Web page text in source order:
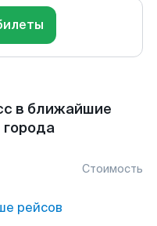
в ближайшие
Стоимость
рейсов